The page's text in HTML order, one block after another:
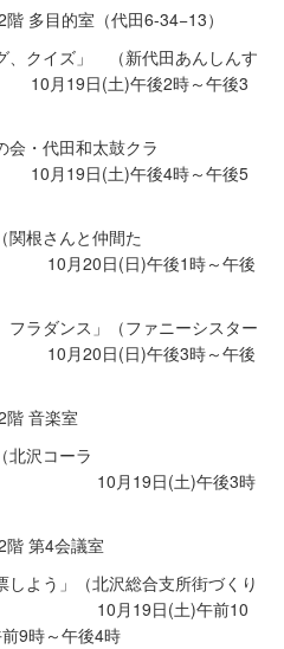
多目的室（代田6-34−13）
、クイズ」 （新代田あんしんす
日(土)午後2時～午後3
・代田和太鼓クラ
)午後4時～午後5
根さんと仲間た
)午後1時～午後
ラダンス」（ファニーシスター
)午後3時～午後
音楽室
北沢コーラ
(土)午後3時
第4会議室
よう」（北沢総合支所街づくり
(土)午前10
9時～午後4時